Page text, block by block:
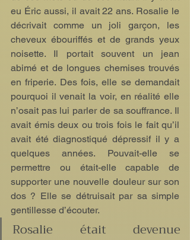
eu Éric aussi, il avait 22 ans. Rosalie le
décrivait comme un joli garçon, les
cheveux ébouriffés et de grands yeux
noisette. Il portait souvent un jean
abimé et de longues chemises trouvés
en friperie. Des fois, elle se demandait
pourquoi il venait la voir, en réalité elle
n’osait pas lui parler de sa souffrance. Il
avait émis deux ou trois fois le fait qu’il
avait été diagnostiqué dépressif il y a
quelques années. Pouvait-elle se
permettre ou était-elle capable de
supporter une nouvelle douleur sur son
dos ? Elle se détruisait par sa simple
gentillesse d’écouter.
Rosalie était devenue